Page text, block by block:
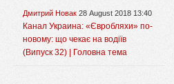
Дмитрий Новак 28 August 2018 13:40
Канал Украина: «Євробляхи» по-
новому: що чекає на водіїв
(Випуск 32) | Головна тема